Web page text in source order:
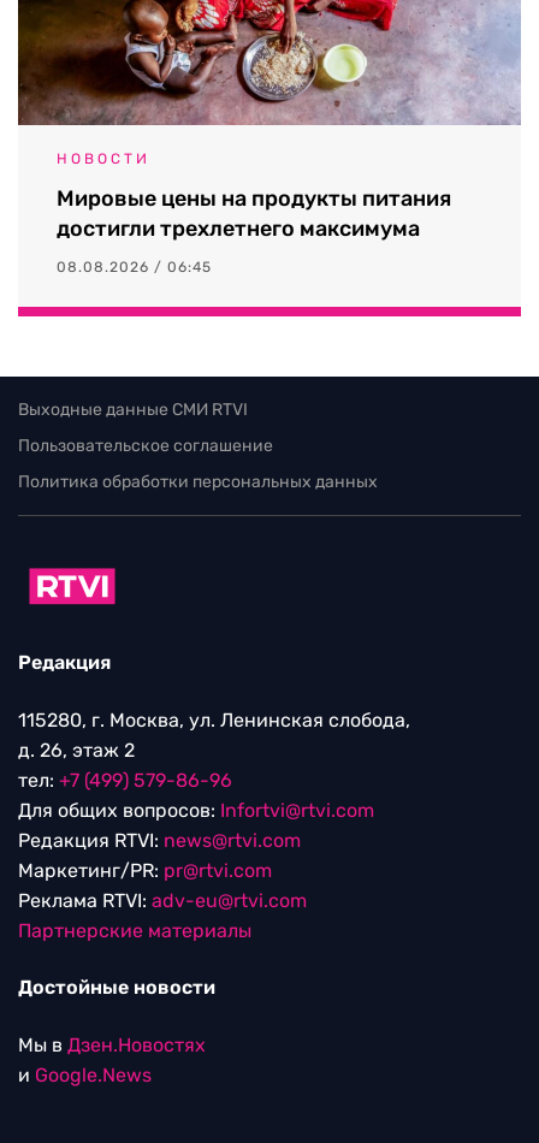
НОВОСТИ
Мировые цены на продукты питания
достигли трехлетнего максимума
08.08.2026 / 06:45
Выходные данные СМИ RTVI
Пользовательское соглашение
Политика обработки персональных данных
Редакция
115280, г. Москва, ул. Ленинская слобода,
д. 26, этаж 2
тел: +7 (499) 579-86-96
Для общих вопросов: Infortvi@rtvi.com
Редакция RTVI: news@rtvi.com
Маркетинг/PR: pr@rtvi.com
Реклама RTVI: adv-eu@rtvi.com
Партнерские материалы
Достойные новости
Мы в Дзен.Новостях
и Google.News